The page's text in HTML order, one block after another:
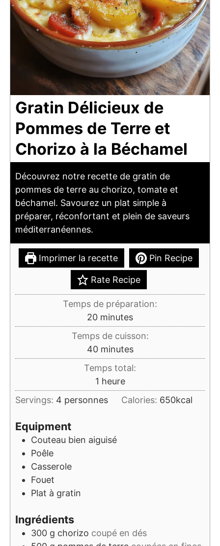
Gratin Délicieux de
Pommes de Terre et
Chorizo à la Béchamel
Découvrez notre recette de gratin de
pommes de terre au chorizo, tomate et
béchamel. Savourez un plat simple à
préparer, réconfortant et plein de saveurs
méditerranéennes.
Imprimer la recette Pin Recipe
Rate Recipe
Temps de préparation:
20minutes
minutes
Temps de cuisson:
40minutes
minutes
Temps total:
1 heure
heure
Servings: 4 personnes Calories: 650kcal
Equipment
Couteau bien aiguisé
Poêle
Casserole
Fouet
Plat à gratin
Ingrédients
300 g chorizo coupé en dés